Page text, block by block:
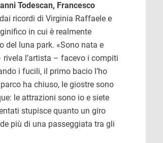
Todescan, Francesco
ricordi di Virginia Raffaele e
in cui è realmente
del luna park. «Sono nata e
l’artista – facevo i compiti
i fucili, il primo bacio l’ho
ha chiuso, le giostre sono
le attrazioni sono io e siete
stupisce quanto un giro
più di una passeggiata tra gli